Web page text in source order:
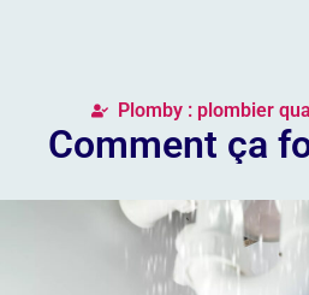
Plomby : plombier
Comment ça